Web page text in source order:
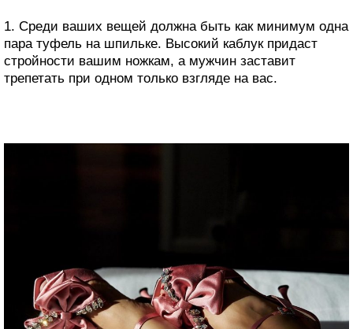
1. Среди ваших вещей должна быть как минимум одна
пара туфель на шпильке. Высокий каблук придаст
стройности вашим ножкам, а мужчин заставит
трепетать при одном только взгляде на вас.